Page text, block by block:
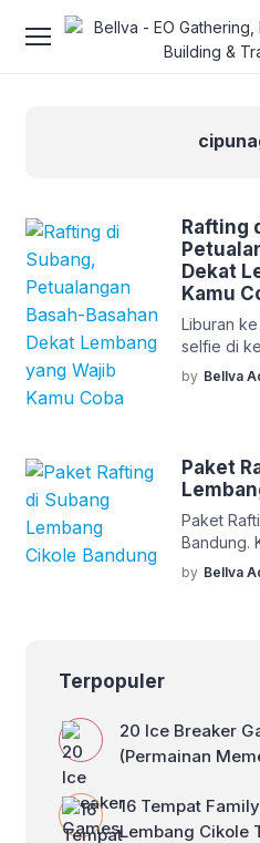
Rafting
Dekat
Kamu
Liburan
selfie di
kafe
Subang!
Lembang,
30–45
buat
by Bellva
Paket
Paket
Bandung.
mengulas
Subang
atau […]
by Bellva
Terpopuler
20 Ice Breaker
(Permainan
16 Tempat
Lembang Cikole